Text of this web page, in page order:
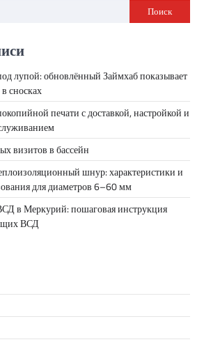
Поиск
лупой: обновлённый Займхаб показывает
сносках
печати с доставкой, настройкой и
визитов в бассейн
шнур: характеристики и
для диаметров 6–60 мм
в Меркурий: пошаговая инструкция
ВСД